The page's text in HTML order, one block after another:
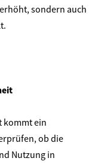
sondern auch
kommt ein
ob die
Nutzung in